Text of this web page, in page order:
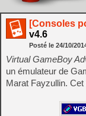
[Consoles
v4.6
Posté le 24/10/
Virtual GameBoy
un émulateur de
Marat Fayzullin.